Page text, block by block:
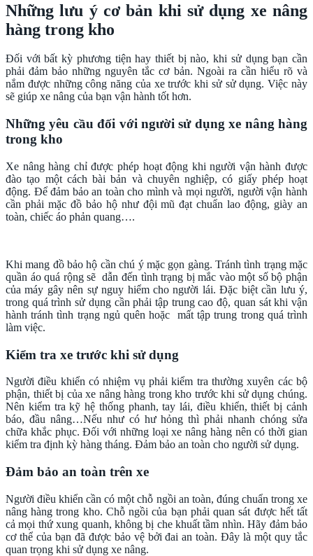
Những lưu ý cơ bản khi sử dụng xe nâng
hàng trong kho
Đối với bất kỳ phương tiện hay thiết bị nào, khi sử dụng bạn cần
phải đảm bảo những nguyên tắc cơ bản. Ngoài ra cần hiểu rõ và
nắm được những công năng của xe trước khi sử sử dụng. Việc này
sẽ giúp xe nâng của bạn vận hành tốt hơn.
Những yêu cầu đối với người sử dụng xe nâng hàng
trong kho
Xe nâng hàng chỉ được phép hoạt động khi người vận hành được
đào tạo một cách bài bản và chuyên nghiệp, có giấy phép hoạt
động. Để đảm bảo an toàn cho mình và mọi người, người vận hành
cần phải mặc đồ bảo hộ như đội mũ đạt chuẩn lao động, giày an
toàn, chiếc áo phản quang….
Khi mang đồ bảo hộ cần chú ý mặc gọn gàng. Tránh tình trạng mặc
quần áo quá rộng sẽ dẫn đến tình trạng bị mắc vào một số bộ phận
của máy gây nên sự nguy hiểm cho người lái. Đặc biệt cần lưu ý,
trong quá trình sử dụng cần phải tập trung cao độ, quan sát khi vận
hành tránh tình trạng ngủ quên hoặc mất tập trung trong quá trình
làm việc.
Kiểm tra xe trước khi sử dụng
Người điều khiển có nhiệm vụ phải kiểm tra thường xuyên các bộ
phận, thiết bị của xe nâng hàng trong kho trước khi sử dụng chúng.
Nên kiểm tra kỹ hệ thống phanh, tay lái, điều khiển, thiết bị cảnh
báo, đầu nâng…Nếu như có hư hỏng thì phải nhanh chóng sửa
chữa khắc phục. Đối với những loại xe nâng hàng nên có thời gian
kiểm tra định kỳ hàng tháng. Đảm bảo an toàn cho người sử dụng.
Đảm bảo an toàn trên xe
Người điều khiển cần có một chỗ ngồi an toàn, đúng chuẩn trong xe
nâng hàng trong kho. Chỗ ngồi của bạn phải quan sát được hết tất
cả mọi thứ xung quanh, không bị che khuất tầm nhìn. Hãy đảm bảo
cơ thể của bạn đã được bảo vệ bởi đai an toàn. Đây là một quy tắc
quan trọng khi sử dụng xe nâng.